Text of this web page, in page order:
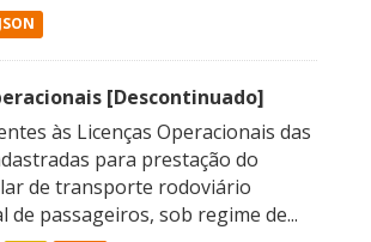
JSON
[Descontinuado]
às Licenças Operacionais das
para prestação do
de transporte rodoviário
de passageiros, sob regime de...